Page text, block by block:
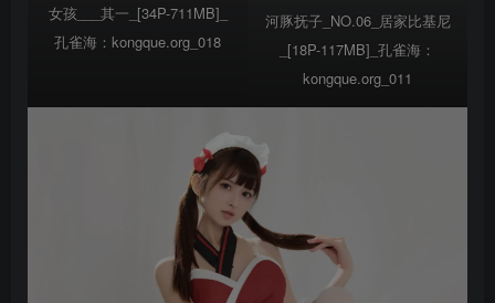
女孩___其一_[34P-711MB]_
孔雀海：kongque.org_018
河豚抚子_NO.06_居家比基尼
_[18P-117MB]_孔雀海：
kongque.org_011